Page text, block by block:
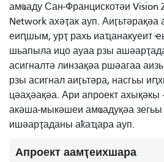
амҩаду Сан-Францискотәи Vision
Network ахәҭак ауп.
еиԥшым, урҭ рахь иаҵанакуеит
шьапыла ицо ауаа рзы
асигналтә линзақәа ршәагаа
рзы асигнал аиӷьтәра, насгьы
цәаҳәақәа. Ари апроект ахықәкы
акәша-мыкәшеи амҩадуқәа зегьы
ишәарҭаданы аҟаҵара ауп.
Апроект аамҭеихшара